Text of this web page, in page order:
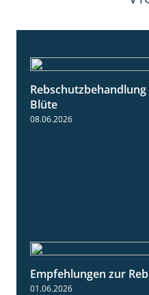
Blüte
08.06.2026
Empfehlungen zur
01.06.2026